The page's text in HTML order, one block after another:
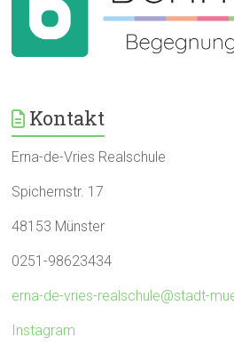
Kontakt
Erna-de-Vries Realschule
Spichernstr. 17
48153 Münster
0251-98623434
erna-de-vries-realschule@stadt-
Instagram